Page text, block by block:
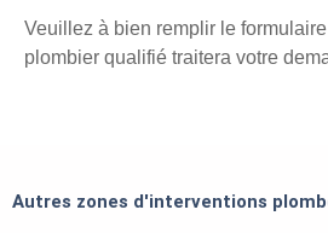
Veuillez à bien remplir le
plombier qualifié traitera votre
Autres zones d'interventions